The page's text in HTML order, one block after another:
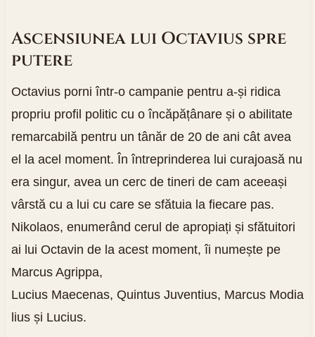
Ascensiunea lui Octavius spre
putere
Octavius porni într-o campanie pentru a-și ridica
propriu profil politic cu o încăpățânare și o abilitate
remarcabilă pentru un tânăr de 20 de ani cât avea
el la acel moment. În întreprinderea lui curajoasă nu
era singur, avea un cerc de tineri de cam aceeași
vârstă cu a lui cu care se sfătuia la fiecare pas.
Nikolaos, enumerând cerul de apropiați și sfătuitori
ai lui Octavin de la acest moment, îi numește pe
Marcus Agrippa,
Lucius Maecenas, Quintus Juventius, Marcus Modia
lius și Lucius.